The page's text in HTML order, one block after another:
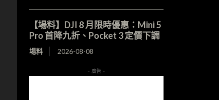
【場料】DJI 8 月限時優惠：Mini 5
Pro 首降九折、Pocket 3 定價下調
場料 2026-08-08
- 廣告 -